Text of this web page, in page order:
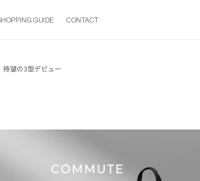
GUIDE CONTACT
待望の3型デビュー